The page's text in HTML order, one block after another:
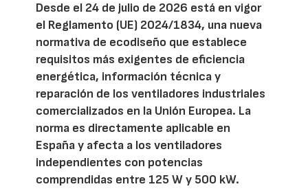
Desde el 24 de julio de 2026 está en vigor
el Reglamento (UE) 2024/1834, una nueva
normativa de ecodiseño que establece
requisitos más exigentes de eficiencia
energética, información técnica y
reparación de los ventiladores industriales
comercializados en la Unión Europea. La
norma es directamente aplicable en
España y afecta a los ventiladores
independientes con potencias
comprendidas entre 125 W y 500 kW.